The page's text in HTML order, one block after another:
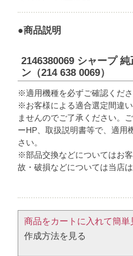
●商品説明
2146380069 シャープ
ン（214 638 0069）
※適用機種を必ずご確認くださ
※お客様による適合選定間違
ませんのでご了承ください。
ーHP、取扱説明書等で、適用
さい。
※部品交換などについてはお
故・破損などについては当店
商品をカートに入れて簡単
作成方法を見る​​